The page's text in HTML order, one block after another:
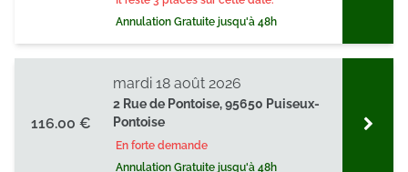
Annulation Gratuite jusqu'à 48h
116.00 €
2 Rue de Pontoise, 95650 Puiseux-
Pontoise
En forte demande
Annulation Gratuite jusqu'à 48h
mardi 18 août 2026